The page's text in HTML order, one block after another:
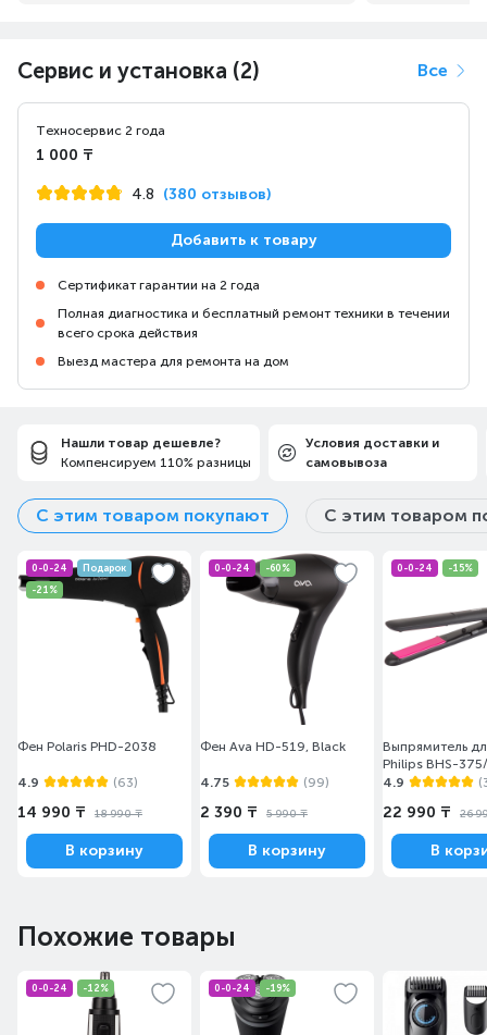
Сервис и установка (2) Все
Техносервис 2 года
1 000 ₸
4.8 (380 отзывов)
Добавить к товару
Сертификат гарантии на 2 года
Полная диагностика и бесплатный ремонт техники в течении
всего срока действия
Выезд мастера для ремонта на дом
Нашли товар дешевле?
Компенсируем 110% разницы
Условия доставки и
самовывоза
С этим товаром покупают С этим товаром
0-0-24
Подарок
-21%
Фен Polaris PHD-2038
4.9 (63)
14 990 ₸ 18 990 ₸
В корзину
0-0-24 -60%
Фен Ava HD-519, Black
4.75 (99)
2 390 ₸ 5 990 ₸
В корзину
0-0-24 -15%
Выпрямитель
Philips BHS-
4.9
22 990 ₸ 26
В
Похожие товары
0-0-24 -12% 0-0-24 -19%